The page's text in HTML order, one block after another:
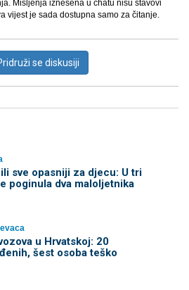
Mišljenja iznešena u chatu nisu stavovi
vijest je sada dostupna samo za čitanje.
se diskusiji
sve opasniji za djecu: U tri
poginula dva maloljetnika
u Hrvatskoj: 20
šest osoba teško